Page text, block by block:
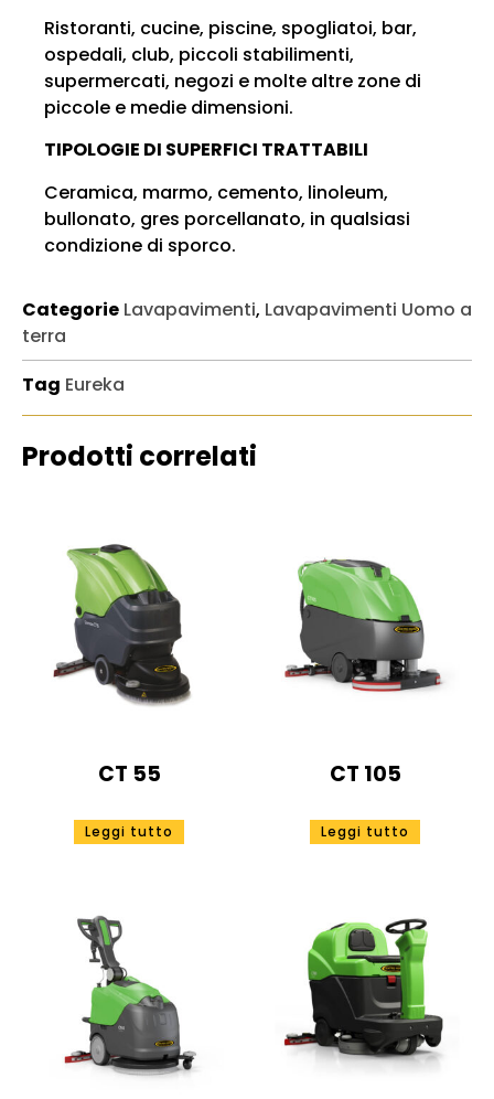
Ristoranti, cucine, piscine, spogliatoi, bar,
ospedali, club, piccoli stabilimenti,
supermercati, negozi e molte altre zone di
piccole e medie dimensioni.
TIPOLOGIE DI SUPERFICI TRATTABILI
Ceramica, marmo, cemento, linoleum,
bullonato, gres porcellanato, in qualsiasi
condizione di sporco.
Categorie Lavapavimenti, Lavapavimenti Uomo a
terra
Tag Eureka
Prodotti correlati
CT 55
Leggi tutto
CT 105
Leggi tutto